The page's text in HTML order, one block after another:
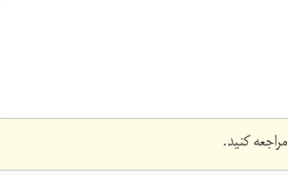
مراجعه کنید.